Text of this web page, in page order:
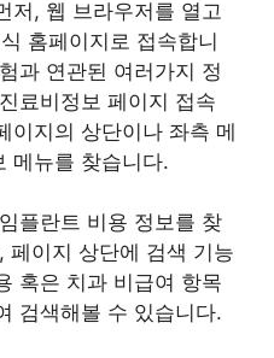
저, 웹 브라우저를 열고
홈페이지로 접속합니
과 연관된 여러가지 정
료비정보 페이지 접속
이지의 상단이나 좌측 메
메뉴를 찾습니다.
플란트 비용 정보를 찾
페이지 상단에 검색 기능
혹은 치과 비급여 항목
검색해볼 수 있습니다.